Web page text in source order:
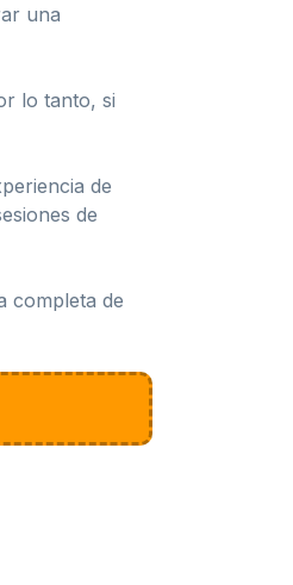
una
lo tanto, si
de
de
completa de